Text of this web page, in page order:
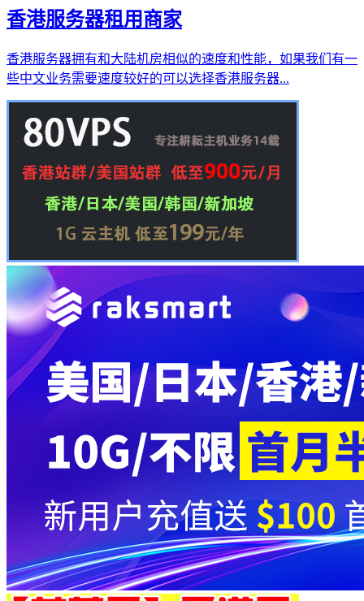
香港服务器租用商家
香港服务器拥有和大陆机房相似的速度和性能，如果我们有一
些中文业务需要速度较好的可以选择香港服务器...